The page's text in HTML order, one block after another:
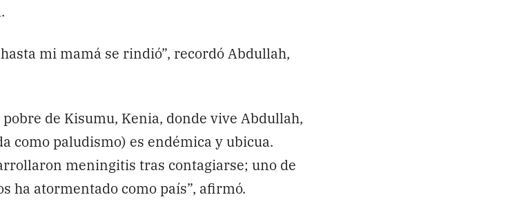
mi mamá se rindió”, recordó Abdullah,
de Kisumu, Kenia, donde vive Abdullah,
como paludismo) es endémica y ubicua.
meningitis tras contagiarse; uno de
ha atormentado como país”, afirmó.